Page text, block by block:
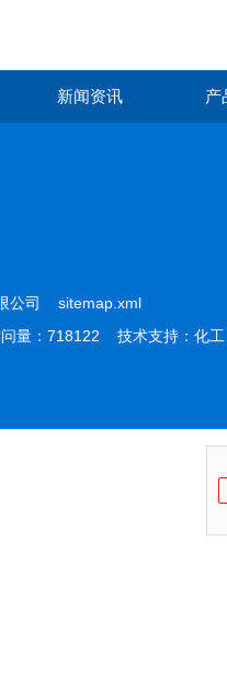
新闻资讯 产
公司 sitemap.xml
量：718122 技术支持： 化工